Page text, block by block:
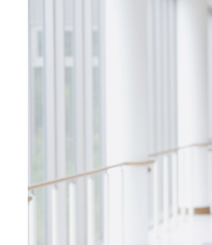
利用者様から回数を増
訪問看護における医療
6.1一訪問90分まで
長時間訪問の指